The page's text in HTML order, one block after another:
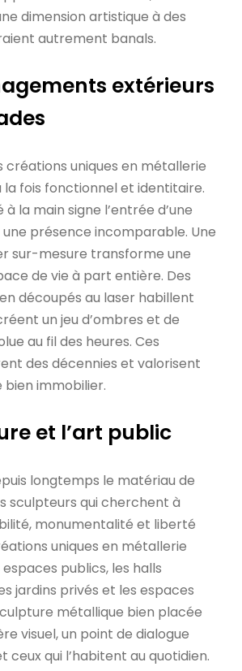
dimension artistique à des
autrement banals.
extérieurs
créations uniques en métallerie
la fois fonctionnel et identitaire.
la main signe l’entrée d’une
présence incomparable. Une
sur-mesure transforme une
de vie à part entière. Des
découpés au laser habillent
un jeu d’ombres et de
au fil des heures. Ces
des décennies et valorisent
immobilier.
et l’art public
longtemps le matériau de
sculpteurs qui cherchent à
monumentalité et liberté
uniques en métallerie
publics, les halls
jardins privés et les espaces
métallique bien placée
visuel, un point de dialogue
ceux qui l’habitent au quotidien.